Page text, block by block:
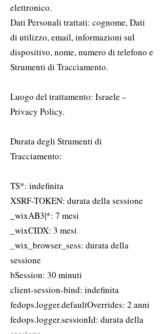
elettronico.
Dati Personali trattati: cognome, Dati
di utilizzo, email, informazioni sul
dispositivo, nome, numero di telefono e
Strumenti di Tracciamento.
Luogo del trattamento: Israele –
Privacy Policy.
Durata degli Strumenti di
Tracciamento:
TS*: indefinita
XSRF-TOKEN: durata della sessione
_wixAB3|*: 7 mesi
_wixCIDX: 3 mesi
_wix_browser_sess: durata della
sessione
bSession: 30 minuti
client-session-bind: indefinita
fedops.logger.defaultOverrides: 2 anni
fedops.logger.sessionId: durata della